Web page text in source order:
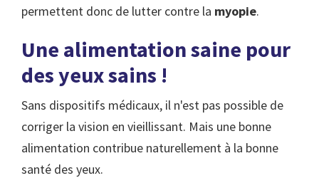
permettent donc de lutter contre la myopie.
Une alimentation saine pour
des yeux sains !
Sans dispositifs médicaux, il n'est pas possible de
corriger la vision en vieillissant. Mais une bonne
alimentation contribue naturellement à la bonne
santé des yeux.